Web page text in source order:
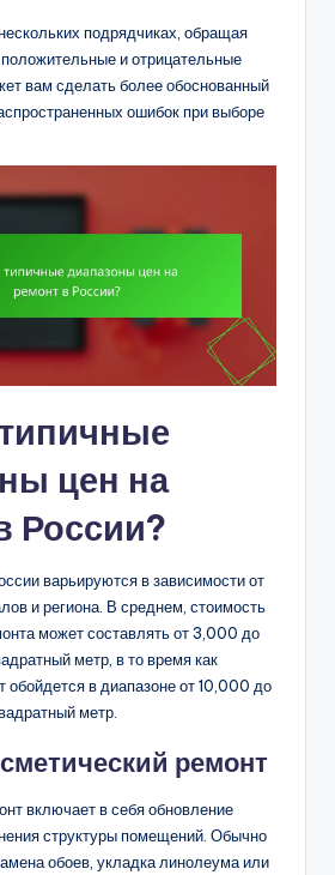
подрядчиках, обращая
и отрицательные
вам сделать более обоснованный
ошибок при выборе
цен на
России?
варьируются в зависимости от
и региона. В среднем, стоимость
может составлять от 3,000 до
метр, в то время как
обойдется в диапазоне от 10,000 до
метр.
ремонт
включает в себя обновление
структуры помещений. Обычно
обоев, укладка линолеума или